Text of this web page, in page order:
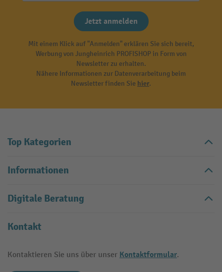
Jetzt anmelden
Mit einem Klick auf "Anmelden" erklären Sie sich bereit,
Werbung von Jungheinrich PROFISHOP in Form von
Newsletter zu erhalten.
Nähere Informationen zur Datenverarbeitung beim
Newsletter finden Sie hier.
Top Kategorien
Informationen
Digitale Beratung
Kontakt
Kontaktieren Sie uns über unser Kontaktformular.